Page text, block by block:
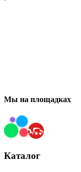
Мы на площадках
Каталог